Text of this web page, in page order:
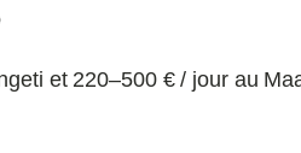
et 220–500 € / jour au